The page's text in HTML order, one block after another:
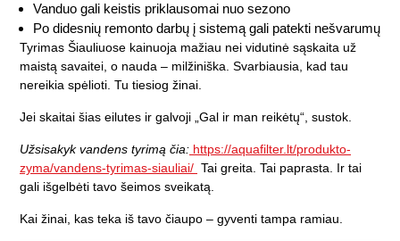
Vanduo gali keistis priklausomai nuo sezono
Po didesnių remonto darbų į sistemą gali patekti nešvarumų
Tyrimas Šiauliuose kainuoja mažiau nei vidutinė sąskaita už
maistą savaitei, o nauda – milžiniška. Svarbiausia, kad tau
nereikia spėlioti. Tu tiesiog žinai.
Jei skaitai šias eilutes ir galvoji „Gal ir man reikėtų“, sustok.
Užsisakyk vandens tyrimą čia: https://aquafilter.lt/produkto-
zyma/vandens-tyrimas-siauliai/ Tai greita. Tai paprasta. Ir tai
gali išgelbėti tavo šeimos sveikatą.
Kai žinai, kas teka iš tavo čiaupo – gyventi tampa ramiau.